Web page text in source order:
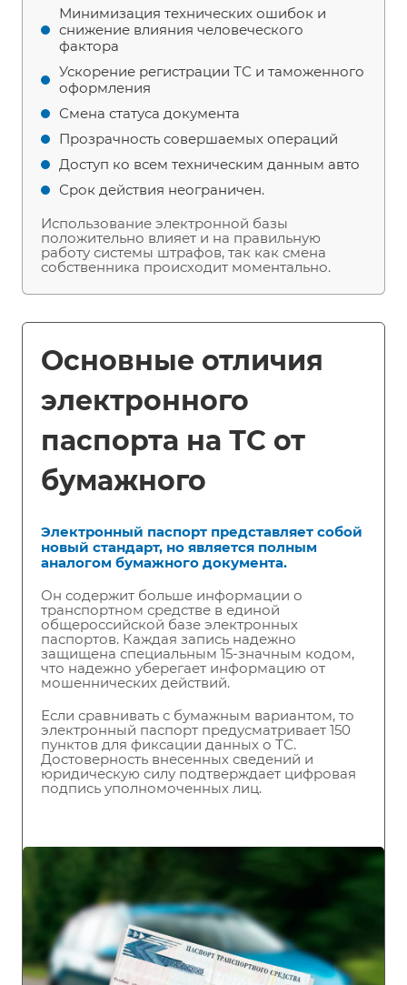
Минимизация технических ошибок и
снижение влияния человеческого
фактора
Ускорение регистрации ТС и таможенного
оформления
Смена статуса документа
Прозрачность совершаемых операций
Доступ ко всем техническим данным авто
Срок действия неограничен.
Использование электронной базы
положительно влияет и на правильную
работу системы штрафов, так как смена
собственника происходит моментально.
Основные отличия
электронного
паспорта на ТС от
бумажного
Электронный паспорт представляет собой
новый стандарт, но является полным
аналогом бумажного документа.
Он содержит больше информации о
транспортном средстве в единой
общероссийской базе электронных
паспортов. Каждая запись надежно
защищена специальным 15-значным кодом,
что надежно уберегает информацию от
мошеннических действий.
Если сравнивать с бумажным вариантом, то
электронный паспорт предусматривает 150
пунктов для фиксации данных о ТС.
Достоверность внесенных сведений и
юридическую силу подтверждает цифровая
подпись уполномоченных лиц.